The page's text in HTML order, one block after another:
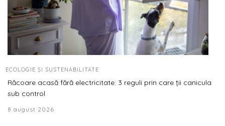
ECOLOGIE ȘI SUSTENABILITATE
Răcoare acasă fără electricitate: 3 reguli prin care ții canicula
sub control
8 august 2026